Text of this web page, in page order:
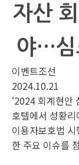
자산
야…심
이벤트조선
2024.10.21
‘2024 회계현안
호텔에서 성황
이용자보호법
한 주요 이슈를